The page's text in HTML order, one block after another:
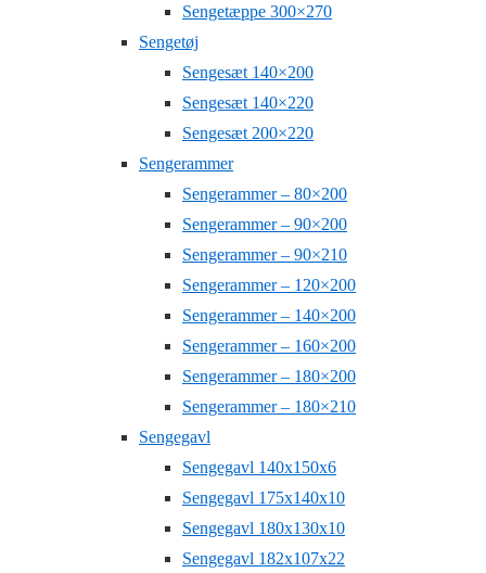
Sengetæppe 300×270
Sengetøj
Sengesæt 140×200
Sengesæt 140×220
Sengesæt 200×220
Sengerammer
Sengerammer – 80×200
Sengerammer – 90×200
Sengerammer – 90×210
Sengerammer – 120×200
Sengerammer – 140×200
Sengerammer – 160×200
Sengerammer – 180×200
Sengerammer – 180×210
Sengegavl
Sengegavl 140x150x6
Sengegavl 175x140x10
Sengegavl 180x130x10
Sengegavl 182x107x22